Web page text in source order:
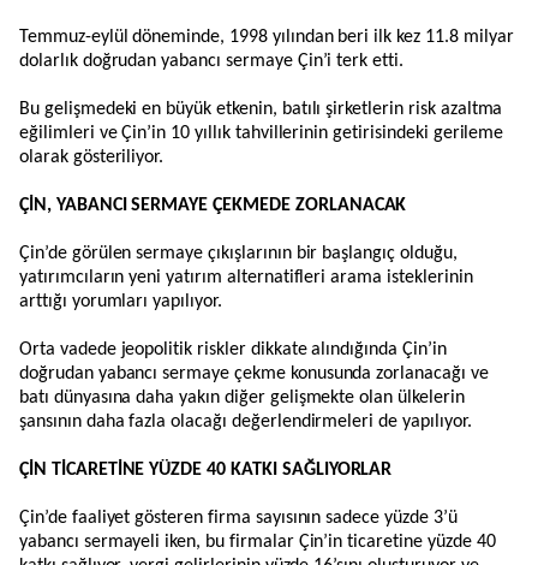
Temmuz-eylül döneminde, 1998 yılından beri ilk kez 11.8 milyar
dolarlık doğrudan yabancı sermaye Çin’i terk etti.
Bu gelişmedeki en büyük etkenin, batılı şirketlerin risk azaltma
eğilimleri ve Çin’in 10 yıllık tahvillerinin getirisindeki gerileme
olarak gösteriliyor.
ÇİN, YABANCI SERMAYE ÇEKMEDE ZORLANACAK
Çin’de görülen sermaye çıkışlarının bir başlangıç olduğu,
yatırımcıların yeni yatırım alternatifleri arama isteklerinin
arttığı yorumları yapılıyor.
Orta vadede jeopolitik riskler dikkate alındığında Çin’in
doğrudan yabancı sermaye çekme konusunda zorlanacağı ve
batı dünyasına daha yakın diğer gelişmekte olan ülkelerin
şansının daha fazla olacağı değerlendirmeleri de yapılıyor.
ÇİN TİCARETİNE YÜZDE 40 KATKI SAĞLIYORLAR
Çin’de faaliyet gösteren firma sayısının sadece yüzde 3’ü
yabancı sermayeli iken, bu firmalar Çin’in ticaretine yüzde 40